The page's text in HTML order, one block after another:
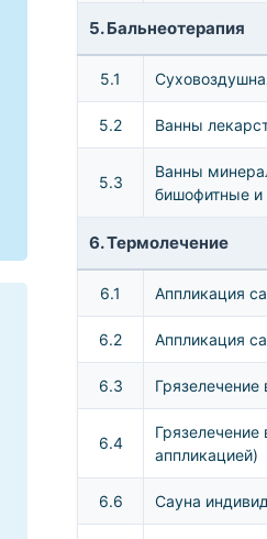
5. Бальнеотерапия
5.1
5.2 Ванны
5.3
Ванны
бишофитные
6. Термолечение
6.1 Аппликация
6.2 Аппликация
6.3 Грязелечение
6.4
Грязелечение
аппликацией)
6.6 Сауна